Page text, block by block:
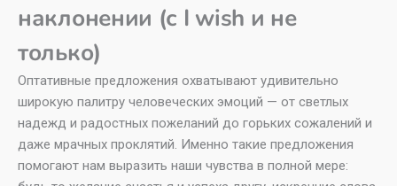
наклонении (с I wish и не
только)
Оптативные предложения охватывают удивительно
широкую палитру человеческих эмоций — от светлых
надежд и радостных пожеланий до горьких сожалений и
даже мрачных проклятий. Именно такие предложения
помогают нам выразить наши чувства в полной мере: